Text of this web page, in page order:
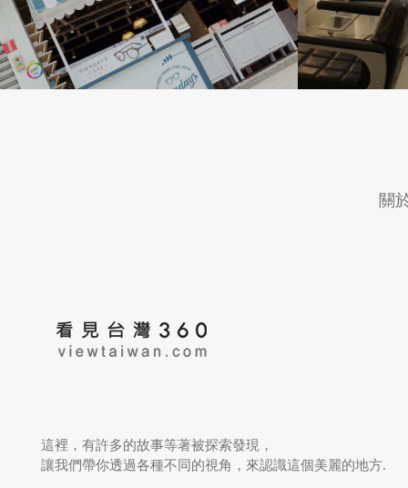
雅、豐富、多層次的
表演團體有更大揮灑
擬觀賞效果的座位，
關
這裡，有許多的故事等著被探索發現，
讓我們帶你透過各種不同的視角，來認識這個美麗的地方.